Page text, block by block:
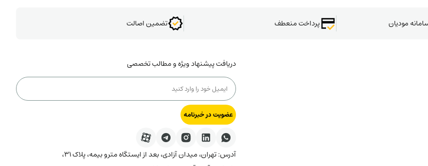
مودیان پرداخت منعطف تضمین اصالت
دریافت پیشنهاد ویژه و مطالب تخصصی
عضویت در خبرنامه
آدرس: تهران، میدان آزادی، بعد از ایستگاه مترو بیمه، پلاک ۳۱،